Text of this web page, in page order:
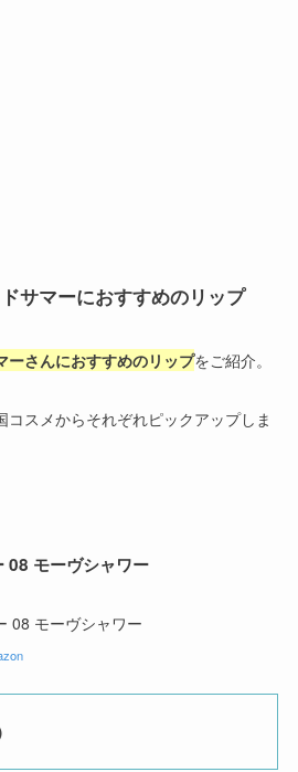
サマーにおすすめのリップ
ーさんにおすすめのリップをご紹介。
コスメからそれぞれピックアップしま
08 モーヴシャワー